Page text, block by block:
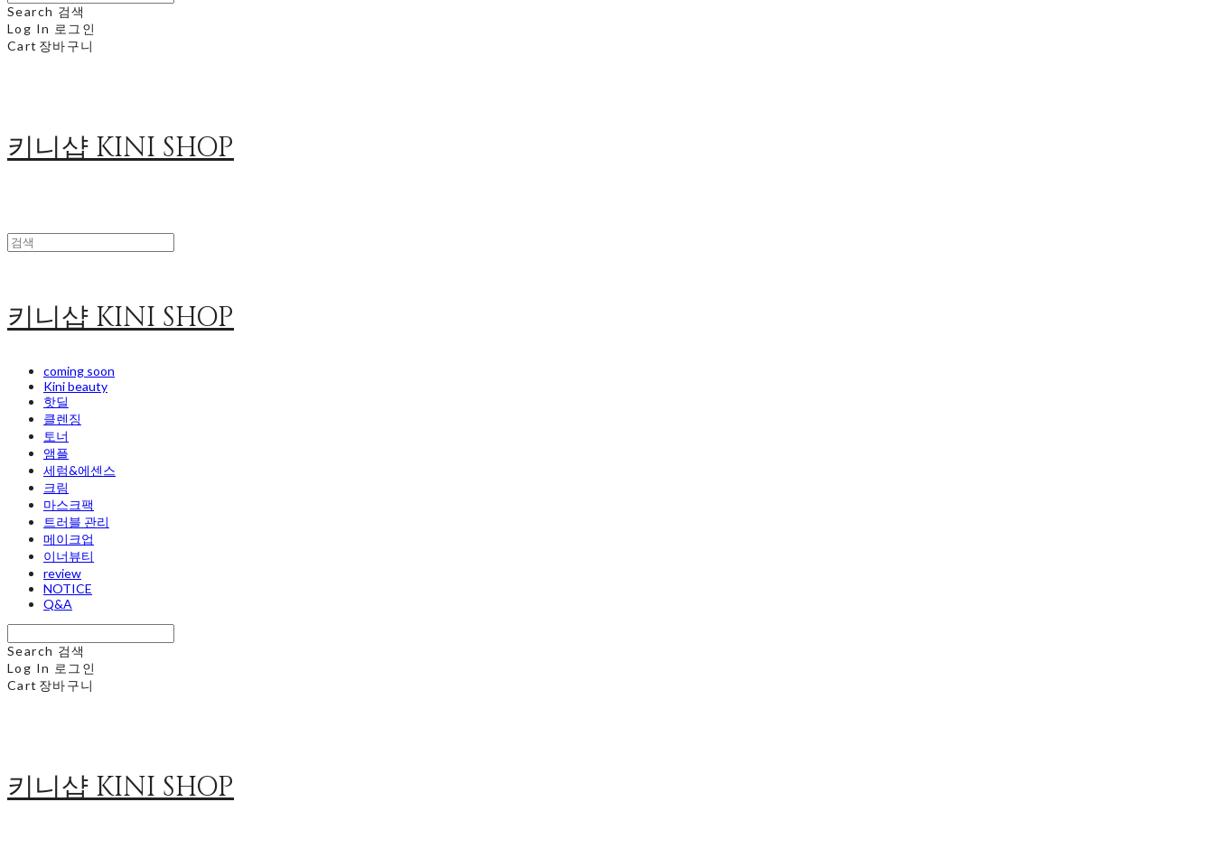
Search 검색
Log In 로그인
Cart 장바구니
키니샵 KINI SHOP
키니샵 KINI SHOP
coming soon
Kini beauty
핫딜
클렌징
토너
앰플
세럼&에센스
크림
마스크팩
트러블 관리
메이크업
이너뷰티
review
NOTICE
Q&A
Search 검색
Log In 로그인
Cart 장바구니
키니샵 KINI SHOP